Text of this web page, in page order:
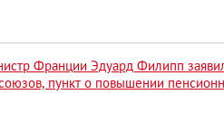
Франции Эдуард Филипп
пункт о повышении